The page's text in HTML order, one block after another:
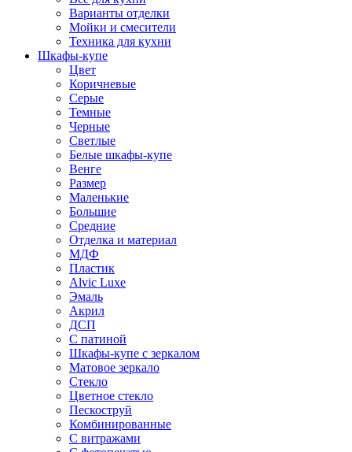
Варианты отделки
Мойки и смесители
Техника для кухни
Шкафы-купе
Цвет
Коричневые
Серые
Темные
Черные
Светлые
Белые шкафы-купе
Венге
Размер
Маленькие
Большие
Средние
Отделка и материал
МДФ
Пластик
Alvic Luxe
Эмаль
Акрил
ДСП
С патиной
Шкафы-купе с зеркалом
Матовое зеркало
Стекло
Цветное стекло
Пескоструй
Комбинированные
С витражами